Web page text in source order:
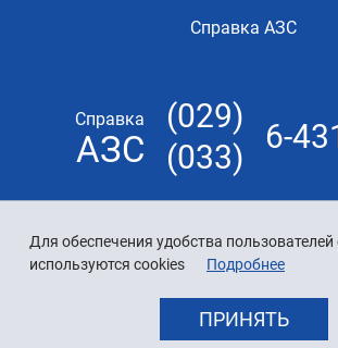
Для обеспечения удобства пользователей
используются cookies
Подробнее
ПРИНЯТЬ
Справка АЗС
Справка
АЗС
(029)
(033)
6-